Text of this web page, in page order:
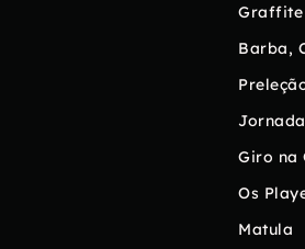
Graffite
Barba,
Giro na
Os
Matula